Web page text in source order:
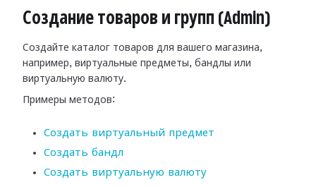
Создание товаров и групп (Admin)
Создайте каталог товаров для вашего магазина,
например, виртуальные предметы, бандлы или
виртуальную валюту.
Примеры методов:
Создать виртуальный предмет
Создать бандл
Создать виртуальную валюту